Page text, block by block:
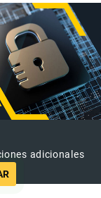
adicionales